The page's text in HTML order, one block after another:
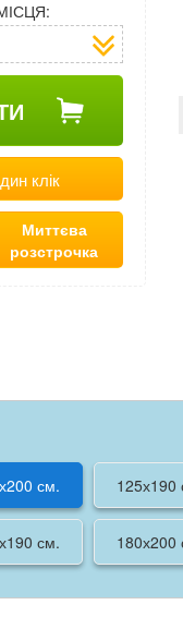
клік
Миттєва
розстрочка
см. 125х190
см. 180х200